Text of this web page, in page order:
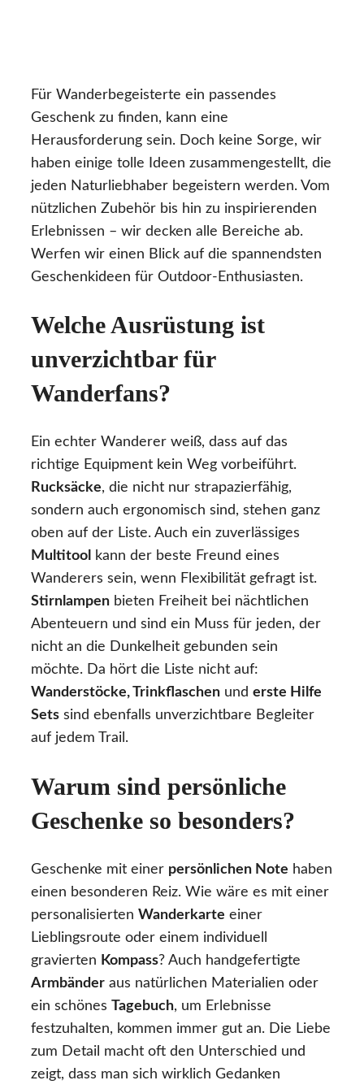
Für Wanderbegeisterte ein passendes
Geschenk zu finden, kann eine
Herausforderung sein. Doch keine Sorge, wir
haben einige tolle Ideen zusammengestellt, die
jeden Naturliebhaber begeistern werden. Vom
nützlichen Zubehör bis hin zu inspirierenden
Erlebnissen – wir decken alle Bereiche ab.
Werfen wir einen Blick auf die spannendsten
Geschenkideen für Outdoor-Enthusiasten.
Welche Ausrüstung ist
unverzichtbar für
Wanderfans?
Ein echter Wanderer weiß, dass auf das
richtige Equipment kein Weg vorbeiführt.
Rucksäcke, die nicht nur strapazierfähig,
sondern auch ergonomisch sind, stehen ganz
oben auf der Liste. Auch ein zuverlässiges
Multitool
kann der beste Freund eines
Wanderers sein, wenn Flexibilität gefragt ist.
Stirnlampen bieten Freiheit bei nächtlichen
Abenteuern und sind ein Muss für jeden, der
nicht an die Dunkelheit gebunden sein
möchte. Da hört die Liste nicht auf:
Wanderstöcke, Trinkflaschen und erste Hilfe
Sets sind ebenfalls unverzichtbare Begleiter
auf jedem Trail.
Warum sind persönliche
Geschenke so besonders?
Geschenke mit einer persönlichen Note haben
einen besonderen Reiz. Wie wäre es mit einer
personalisierten Wanderkarte einer
Lieblingsroute oder einem individuell
gravierten Kompass? Auch handgefertigte
Armbänder aus natürlichen Materialien oder
ein schönes Tagebuch, um Erlebnisse
festzuhalten, kommen immer gut an. Die Liebe
zum Detail macht oft den Unterschied und
zeigt, dass man sich wirklich Gedanken